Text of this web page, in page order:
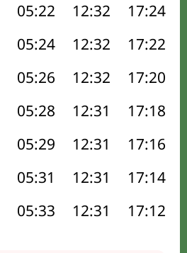
05:22 12:32 17:24
05:24 12:32 17:22
05:26 12:32 17:20
05:28 12:31 17:18
05:29 12:31 17:16
05:31 12:31 17:14
05:33 12:31 17:12